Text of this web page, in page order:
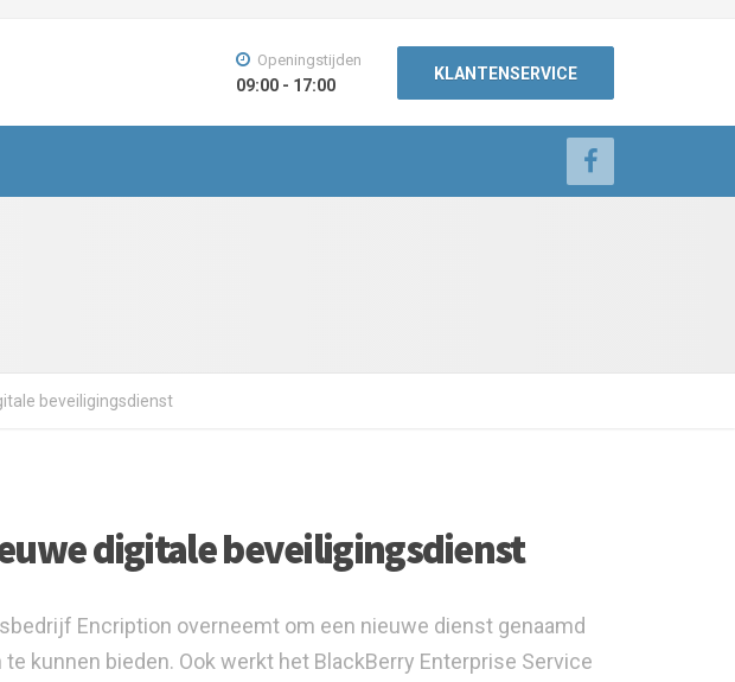
Openingstijden
09:00 - 17:00
KLANTENSERVICE
beveiligingsdienst
digitale beveiligingsdienst
Encription overneemt om een nieuwe dienst genaamd
kunnen bieden. Ook werkt het BlackBerry Enterprise Service